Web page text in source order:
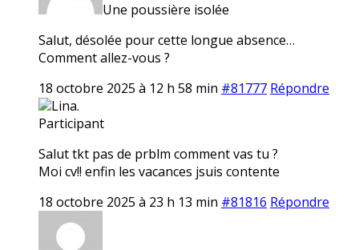
Une poussière isolée
Salut, désolée pour cette longue absence…
Comment allez-vous ?
18 octobre 2025 à 12 h 58 min #81777 Répondre
Lina.
Participant
Salut tkt pas de prblm comment vas tu ?
Moi cv!! enfin les vacances jsuis contente
18 octobre 2025 à 23 h 13 min #81816 Répondre